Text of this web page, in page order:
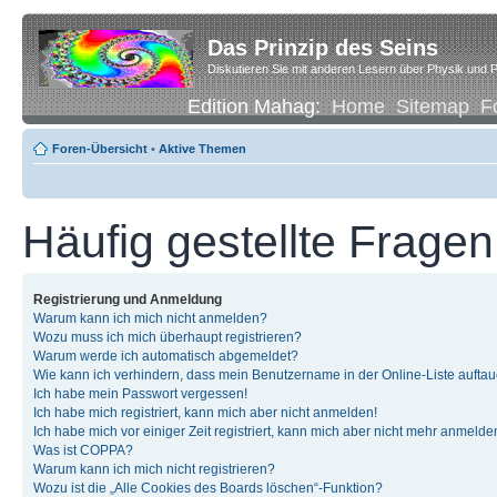
Das Prinzip des Seins
Diskutieren Sie mit anderen Lesern über Physik und
Edition Mahag:Home Sitemap
Foren-Übersicht • Aktive Themen
Häufig gestellte Fragen
Registrierung und Anmeldung
Warum kann ich mich nicht anmelden?
Wozu muss ich mich überhaupt registrieren?
Warum werde ich automatisch abgemeldet?
Wie kann ich verhindern, dass mein Benutzername in der Online-Liste
Ich habe mein Passwort vergessen!
Ich habe mich registriert, kann mich aber nicht anmelden!
Ich habe mich vor einiger Zeit registriert, kann mich aber nicht mehr
Was ist COPPA?
Warum kann ich mich nicht registrieren?
Wozu ist die „Alle Cookies des Boards löschen“-Funktion?